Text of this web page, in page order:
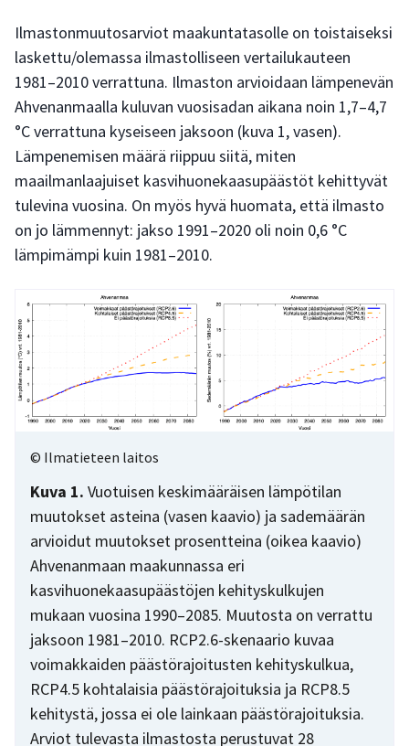
Ilmastonmuutosarviot maakuntatasolle on toistaiseksi
laskettu/olemassa ilmastolliseen vertailukauteen
1981–2010 verrattuna. Ilmaston arvioidaan lämpenevän
Ahvenanmaalla kuluvan vuosisadan aikana noin 1,7–4,7
°C verrattuna kyseiseen jaksoon (kuva 1, vasen).
Lämpenemisen määrä riippuu siitä, miten
maailmanlaajuiset kasvihuonekaasupäästöt kehittyvät
tulevina vuosina. On myös hyvä huomata, että ilmasto
on jo lämmennyt: jakso 1991–2020 oli noin 0,6 °C
lämpimämpi kuin 1981–2010.
Kuva 1. Vuotuisen keskimääräisen lämpötilan
muutokset asteina (vasen kaavio) ja sademäärän
arvioidut muutokset prosentteina (oikea kaavio)
Ahvenanmaan maakunnassa eri
kasvihuonekaasupäästöjen kehityskulkujen
mukaan vuosina 1990–2085. Muutosta on verrattu
jaksoon 1981–2010. RCP2.6-skenaario kuvaa
voimakkaiden päästörajoitusten kehityskulkua,
RCP4.5 kohtalaisia päästörajoituksia ja RCP8.5
kehitystä, jossa ei ole lainkaan päästörajoituksia.
Arviot tulevasta ilmastosta perustuvat 28
© Ilmatieteen laitos